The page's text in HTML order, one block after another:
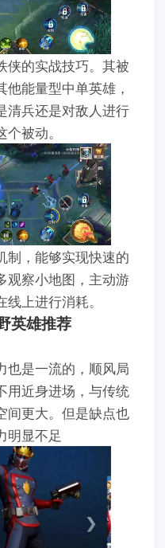
侠的实战技巧。其被
能量型中单英雄，
清兵还是对敌人进行
被动。
制，能够实现快速的
观察小地图，主动游
上进行消耗。
英雄推荐
也是一流的，顺风局
用近身进场，与传统
间更大。但是缺点也
明显不足